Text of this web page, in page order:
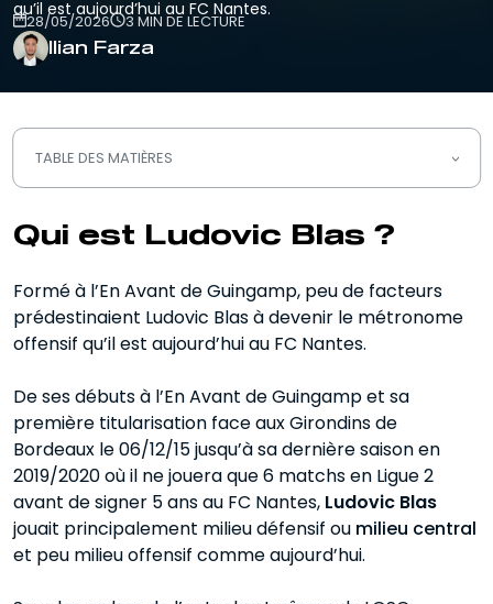
qu’il est aujourd’hui au FC Nantes.
28/05/2026 3 MIN DE LECTURE
Ilian Farza
TABLE DES MATIÈRES
Qui est Ludovic Blas ?
Formé à l’En Avant de Guingamp, peu de facteurs
prédestinaient Ludovic Blas à devenir le métronome
offensif qu’il est aujourd’hui au FC Nantes.
De ses débuts à l’En Avant de Guingamp et sa
première titularisation face aux Girondins de
Bordeaux le 06/12/15 jusqu’à sa dernière saison en
2019/2020 où il ne jouera que 6 matchs en Ligue 2
avant de signer 5 ans au FC Nantes, Ludovic Blas
jouait principalement milieu défensif ou milieu central
et peu milieu offensif comme aujourd’hui.